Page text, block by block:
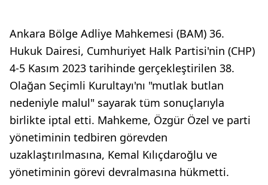
Ankara Bölge Adliye Mahkemesi (BAM) 36.
Hukuk Dairesi, Cumhuriyet Halk Partisi'nin (CHP)
4-5 Kasım 2023 tarihinde gerçekleştirilen 38.
Olağan Seçimli Kurultayı'nı "mutlak butlan
nedeniyle malul" sayarak tüm sonuçlarıyla
birlikte iptal etti. Mahkeme, Özgür Özel ve parti
yönetiminin tedbiren görevden
uzaklaştırılmasına, Kemal Kılıçdaroğlu ve
yönetiminin görevi devralmasına hükmetti.